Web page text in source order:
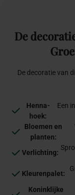
De
De decoratie van
Henna-
hoek:
Een
Bloemen en
planten:
Verlichting:
Kleurenpalet:
Koninklijke